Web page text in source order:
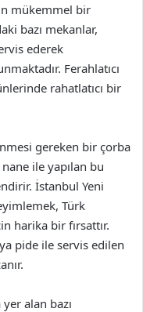
mükemmel bir
bazı mekanlar,
ederek
Ferahlatıcı
rahatlatıcı bir
gereken bir çorba
ile yapılan bu
İstanbul Yeni
Türk
harika bir fırsattır.
pide ile servis edilen
alan bazı